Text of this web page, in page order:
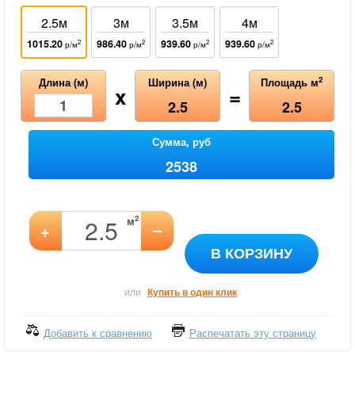
2.5м
1015.20 р/м2
3м
986.40 р/м2
3.5м
939.60 р/м2
4м
939.60 р/м2
Длина (м) x Ширина (м)
2.5 = Площадь м2
2.5
Сумма, руб
2538
+ м2 –
В КОРЗИНУ
или Купить в один клик
Добавить к сравнению Распечатать эту страницу